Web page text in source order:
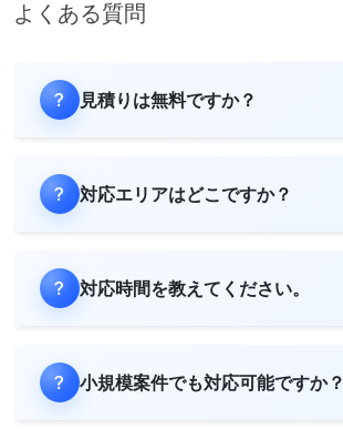
よくある質問
見積りは無料ですか？
対応エリアはどこですか？
対応時間を教えてください。
小規模案件でも対応可能ですか？